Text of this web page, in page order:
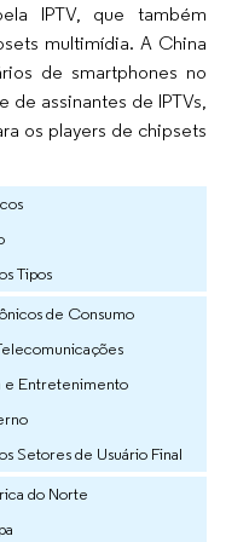
IPTV, que também
multimídia. A China
de smartphones no
de assinantes de IPTVs,
os players de chipsets
Tipos
de Consumo
e Entretenimento
Setores de Usuário Final
do Norte